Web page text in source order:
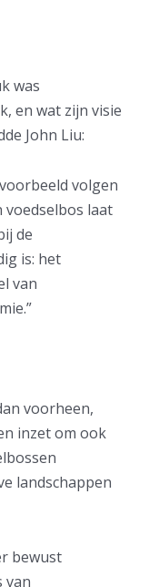
was
en wat zijn visie
John Liu:
volgen
voedselbos laat
de
is: het
van
voorheen,
inzet om ook
landschappen
bewust
van